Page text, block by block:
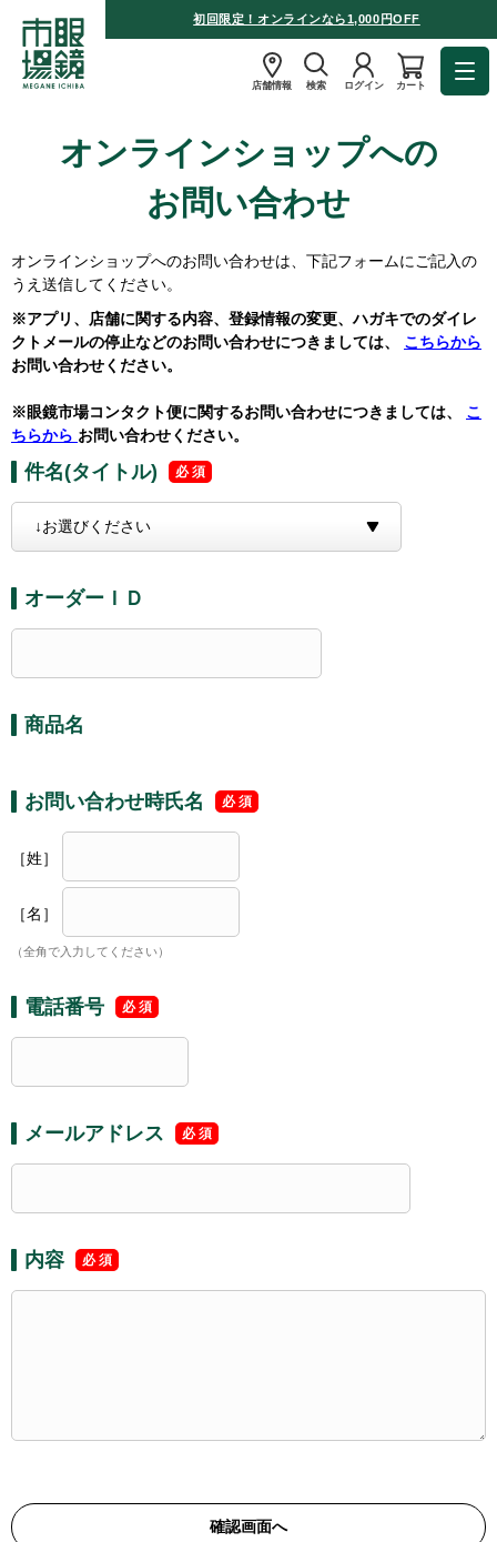
初回限定！オンラインなら1,000円OFF
店舗情報 検索 ログイン カート
オンラインショップへの
お問い合わせ
オンラインショップへのお問い合わせは、下記フォームにご記入の
うえ送信してください。
※アプリ、店舗に関する内容、登録情報の変更、ハガキでのダイレ
クトメールの停止などのお問い合わせにつきましては、 こちらから
お問い合わせください。
※眼鏡市場コンタクト便に関するお問い合わせにつきましては、 こ
ちらから お問い合わせください。
件名(タイトル)
オーダーＩＤ
商品名
お問い合わせ時氏名
［姓］
［名］
（全角で入力してください）
電話番号
メールアドレス
内容